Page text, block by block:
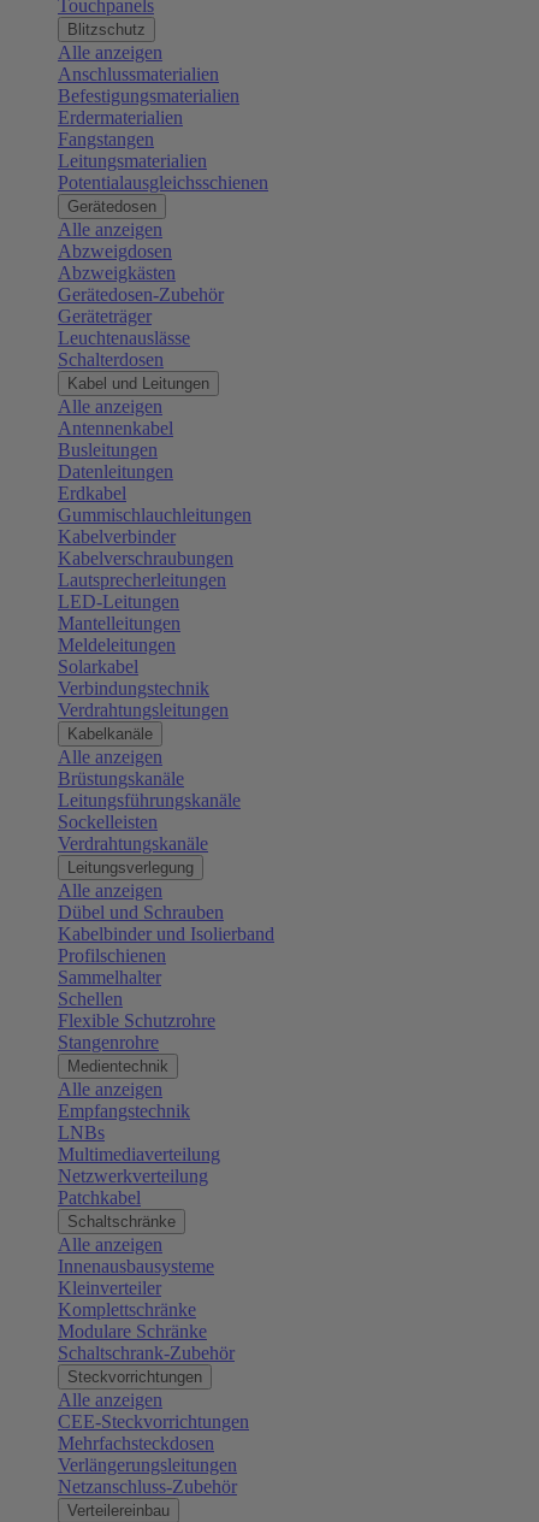
Touchpanels
Blitzschutz
Alle anzeigen
Anschlussmaterialien
Befestigungsmaterialien
Erdermaterialien
Fangstangen
Leitungsmaterialien
Potentialausgleichsschienen
Gerätedosen
Alle anzeigen
Abzweigdosen
Abzweigkästen
Gerätedosen-Zubehör
Geräteträger
Leuchtenauslässe
Schalterdosen
Kabel und Leitungen
Alle anzeigen
Antennenkabel
Busleitungen
Datenleitungen
Erdkabel
Gummischlauchleitungen
Kabelverbinder
Kabelverschraubungen
Lautsprecherleitungen
LED-Leitungen
Mantelleitungen
Meldeleitungen
Solarkabel
Verbindungstechnik
Verdrahtungsleitungen
Kabelkanäle
Alle anzeigen
Brüstungskanäle
Leitungsführungskanäle
Sockelleisten
Verdrahtungskanäle
Leitungsverlegung
Alle anzeigen
Dübel und Schrauben
Kabelbinder und Isolierband
Profilschienen
Sammelhalter
Schellen
Flexible Schutzrohre
Stangenrohre
Medientechnik
Alle anzeigen
Empfangstechnik
LNBs
Multimediaverteilung
Netzwerkverteilung
Patchkabel
Schaltschränke
Alle anzeigen
Innenausbausysteme
Kleinverteiler
Komplettschränke
Modulare Schränke
Schaltschrank-Zubehör
Steckvorrichtungen
Alle anzeigen
CEE-Steckvorrichtungen
Mehrfachsteckdosen
Verlängerungsleitungen
Netzanschluss-Zubehör
Verteilereinbau